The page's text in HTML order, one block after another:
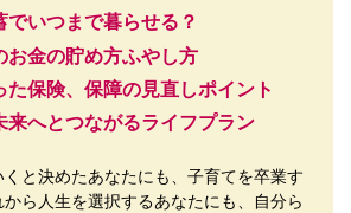
でいつまで暮らせる？
お金の貯め方ふやし方
た保険、保障の見直しポイント
来へとつながるライフプラン
と決めたあなたにも、子育てを卒業す
ら人生を選択するあなたにも、自分ら